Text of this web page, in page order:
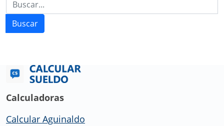
Buscar
Calculadoras
Calcular Aguinaldo